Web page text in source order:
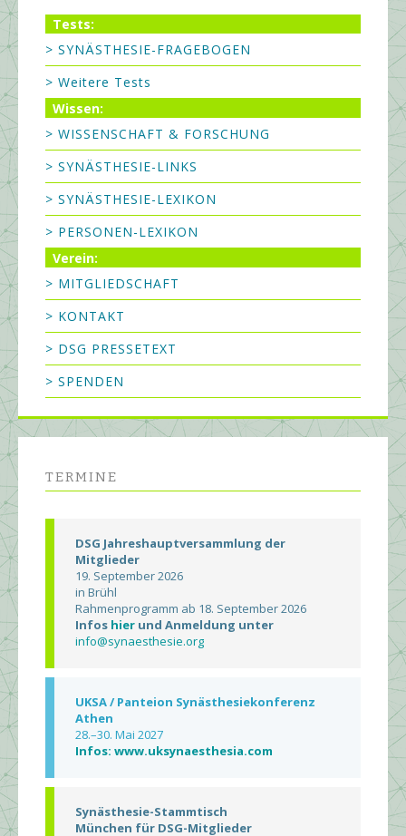
Tests:
> SYNÄSTHESIE-FRAGEBOGEN
> Weitere Tests
Wissen:
> WISSENSCHAFT & FORSCHUNG
> SYNÄSTHESIE-LINKS
> SYNÄSTHESIE-LEXIKON
> PERSONEN-LEXIKON
Verein:
> MITGLIEDSCHAFT
> KONTAKT
> DSG PRESSETEXT
> SPENDEN
TERMINE
DSG Jahreshauptversammlung der
Mitglieder
19. September 2026
in Brühl
Rahmenprogramm ab 18. September 2026
Infos hier und Anmeldung unter
info@synaesthesie.org
UKSA / Panteion Synästhesiekonferenz
Athen
28.–30. Mai 2027
Infos: www.uksynaesthesia.com
Synästhesie-Stammtisch
München für DSG-Mitglieder